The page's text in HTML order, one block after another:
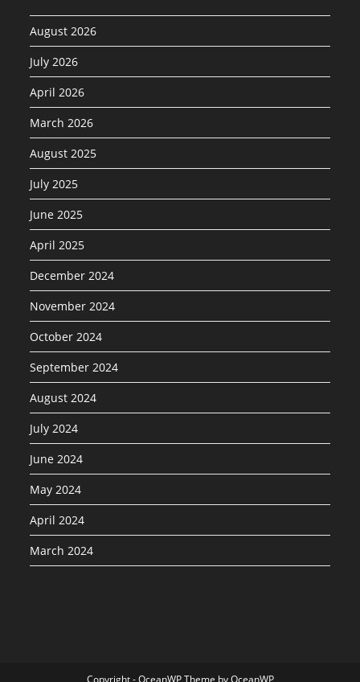
August 2026
July 2026
April 2026
March 2026
August 2025
July 2025
June 2025
April 2025
December 2024
November 2024
October 2024
September 2024
August 2024
July 2024
June 2024
May 2024
April 2024
March 2024
Copyright - OceanWP Theme by OceanWP